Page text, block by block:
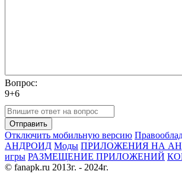
Вопрос:
9+6
Отправить
Отключить мобильную версию
АНДРОИД Моды ПРИЛОЖЕНИЯ НА
игры РАЗМЕЩЕНИЕ ПРИЛОЖЕНИЙ
© fanapk.ru 2013г. - 2024г.